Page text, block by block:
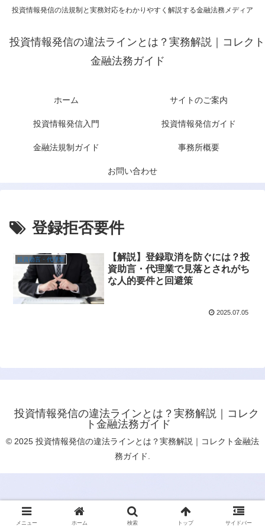
投資情報発信の法規制と実務対応をわかりやすく解説する金融法務メディア
投資情報発信の違法ラインとは？実務解説｜コレクト
金融法務ガイド
ホーム サイトのご案内
投資情報発信入門 投資情報発信ガイド
金融法規制ガイド 事務所概要
お問い合わせ
登録拒否要件
投資助言・代理業
【解説】登録取消を防ぐには？投
資助言・代理業で見落とされがち
な人的要件と回避策
2025.07.05
投資情報発信の違法ラインとは？実務解説｜コレク
ト金融法務ガイド
© 2025 投資情報発信の違法ラインとは？実務解説｜コレクト金融法
務ガイド.
メニュー ホーム 検索 トップ サイドバー